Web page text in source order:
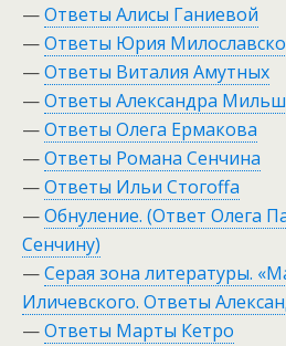
—Ответы Алисы Ганиевой
—Ответы Юрия
—Ответы Виталия Амутных
—Ответы Александра
—Ответы Олега Ермакова
—Ответы Романа Сенчина
—Ответы Ильи Стогоffа
—Обнуление. (Ответ Олега
Сенчину)
—Серая зона литературы.
Иличевского. Ответы
—Ответы Марты Кетро